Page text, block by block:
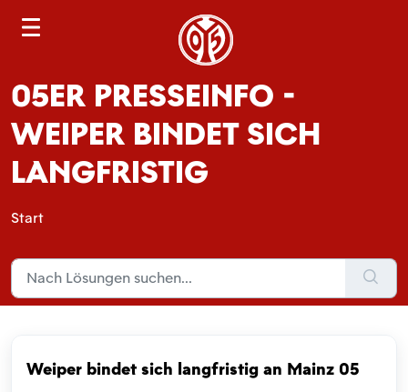
05ER PRESSEINFO -
WEIPER BINDET SICH
LANGFRISTIG
Start
Weiper bindet sich langfristig an Mainz 05